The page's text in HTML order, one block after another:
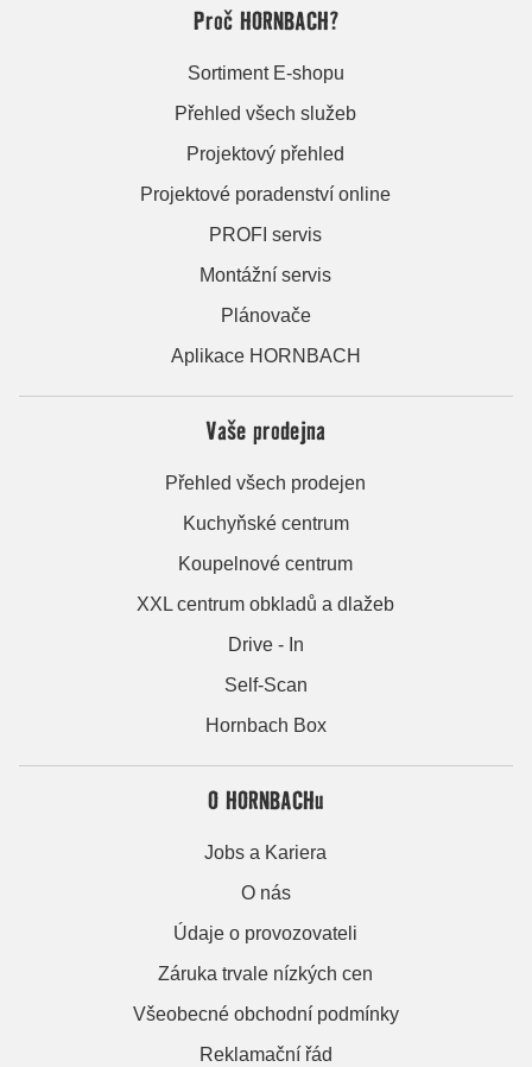
Proč HORNBACH?
Sortiment E-shopu
Přehled všech služeb
Projektový přehled
Projektové poradenství online
PROFI servis
Montážní servis
Plánovače
Aplikace HORNBACH
Vaše prodejna
Přehled všech prodejen
Kuchyňské centrum
Koupelnové centrum
XXL centrum obkladů a dlažeb
Drive - In
Self-Scan
Hornbach Box
O HORNBACHu
Jobs a Kariera
O nás
Údaje o provozovateli
Záruka trvale nízkých cen
Všeobecné obchodní podmínky
Reklamační řád